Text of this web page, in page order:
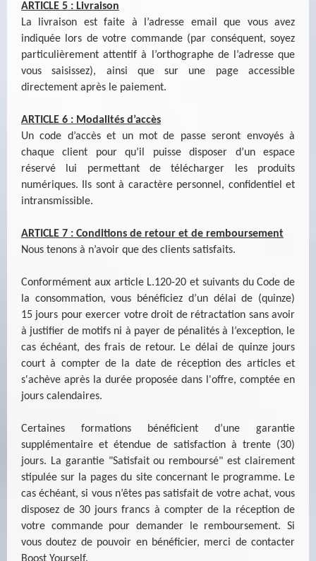
ARTICLE 5 : Livraison
La livraison est faite à l’adresse email que vous avez
indiquée lors de votre commande (par conséquent, soyez
particulièrement attentif à l’orthographe de l’adresse que
vous saisissez), ainsi que sur une page accessible
directement après le paiement.
ARTICLE 6 : Modalités d’accès
Un code d’accès et un mot de passe seront envoyés à
chaque client pour qu’il puisse disposer d’un espace
réservé lui permettant de télécharger les produits
numériques. Ils sont à caractère personnel, confidentiel et
intransmissible.
ARTICLE 7 : Conditions de retour et de remboursement
Nous tenons à n’avoir que des clients satisfaits.
Conformément aux article L.120-20 et suivants du Code de
la consommation, vous bénéficiez d’un délai de (quinze)
15 jours pour exercer votre droit de rétractation sans avoir
à justifier de motifs ni à payer de pénalités à l’exception, le
cas échéant, des frais de retour. Le délai de quinze jours
court à compter de la date de réception des articles et
s'achève après la durée proposée dans l'offre, comptée en
jours calendaires.
Certaines formations bénéficient d’une garantie
supplémentaire et étendue de satisfaction à trente (30)
jours. La garantie "Satisfait ou remboursé" est clairement
stipulée sur la pages du site concernant le programme. Le
cas échéant, si vous n’êtes pas satisfait de votre achat, vous
disposez de 30 jours francs à compter de la réception de
votre commande pour demander le remboursement. Si
vous doutez de pouvoir en bénéficier, merci de contacter